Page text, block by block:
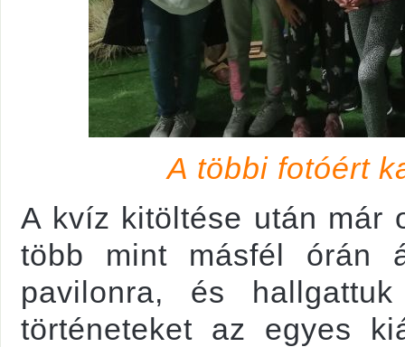
A többi fotóért
A kvíz kitöltése után már
több mint másfél órán
pavilonra, és
történeteket az egyes